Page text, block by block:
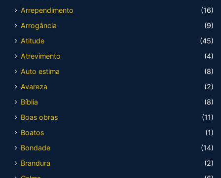
Arrependimento
(16)
Arrogância
(9)
Atitude
(45)
Atrevimento
(4)
Auto estima
(8)
Avareza
(2)
Bíblia
(8)
Boas obras
(11)
Boatos
(1)
Bondade
(14)
Brandura
(2)